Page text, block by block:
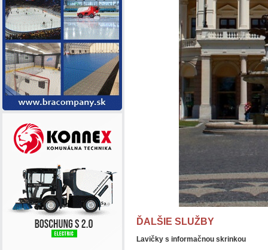
ĎALŠIE SLUŽBY
Lavičky s informačnou skrinkou